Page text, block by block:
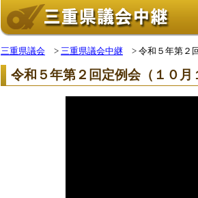
三重県議会 > 三重県議会中継 > 令和５年第２
令和５年第２回定例会（１０月